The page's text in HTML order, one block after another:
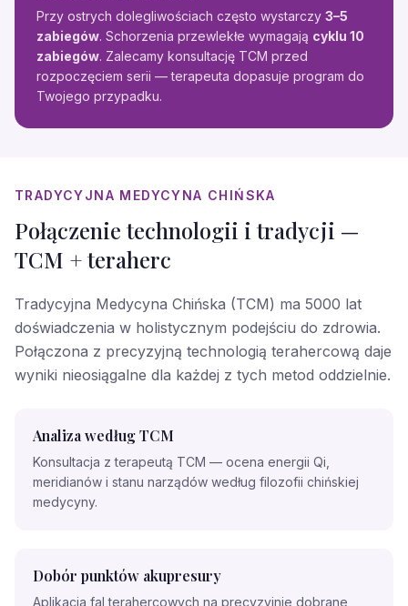
Przy ostrych dolegliwościach często wystarczy 3–5
zabiegów. Schorzenia przewlekłe wymagają cyklu 10
zabiegów. Zalecamy konsultację TCM przed
rozpoczęciem serii — terapeuta dopasuje program do
Twojego przypadku.
TRADYCYJNA MEDYCYNA CHIŃSKA
Połączenie technologii i tradycji —
TCM + teraherc
Tradycyjna Medycyna Chińska (TCM) ma 5000 lat
doświadczenia w holistycznym podejściu do zdrowia.
Połączona z precyzyjną technologią terahercową daje
wyniki nieosiągalne dla każdej z tych metod oddzielnie.
Analiza według TCM
Konsultacja z terapeutą TCM — ocena energii Qi,
meridianów i stanu narządów według filozofii chińskiej
medycyny.
Dobór punktów akupresury
Aplikacja fal terahercowych na precyzyjnie dobrane